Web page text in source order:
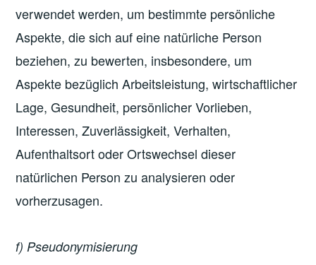
verwendet werden, um bestimmte persönliche
Aspekte, die sich auf eine natürliche Person
beziehen, zu bewerten, insbesondere, um
Aspekte bezüglich Arbeitsleistung, wirtschaftlicher
Lage, Gesundheit, persönlicher Vorlieben,
Interessen, Zuverlässigkeit, Verhalten,
Aufenthaltsort oder Ortswechsel dieser
natürlichen Person zu analysieren oder
vorherzusagen.
f) Pseudonymisierung